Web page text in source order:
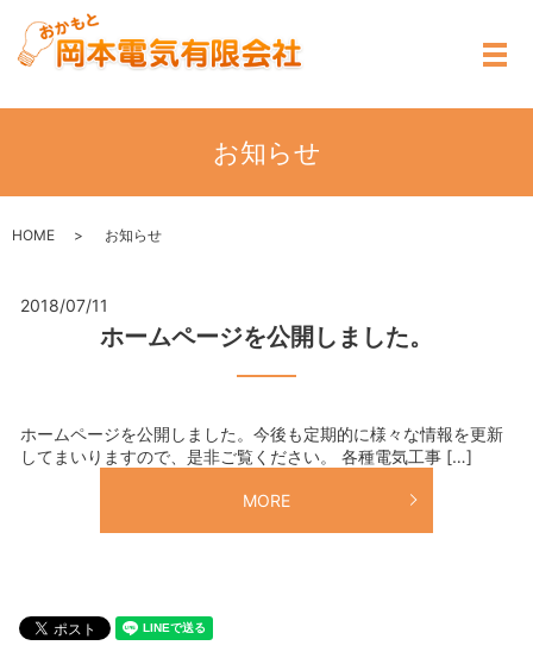
メ
お知らせ
HOME お知らせ
2018/07/11
ホームページを公開しました。
ホームページを公開しました。今後も定期的に様々な情報を更新
してまいりますので、是非ご覧ください。 各種電気工事 […]
MORE